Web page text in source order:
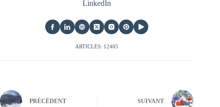
LinkedIn
ARTICLES: 12405
PRÉCÉDENT SUIVANT